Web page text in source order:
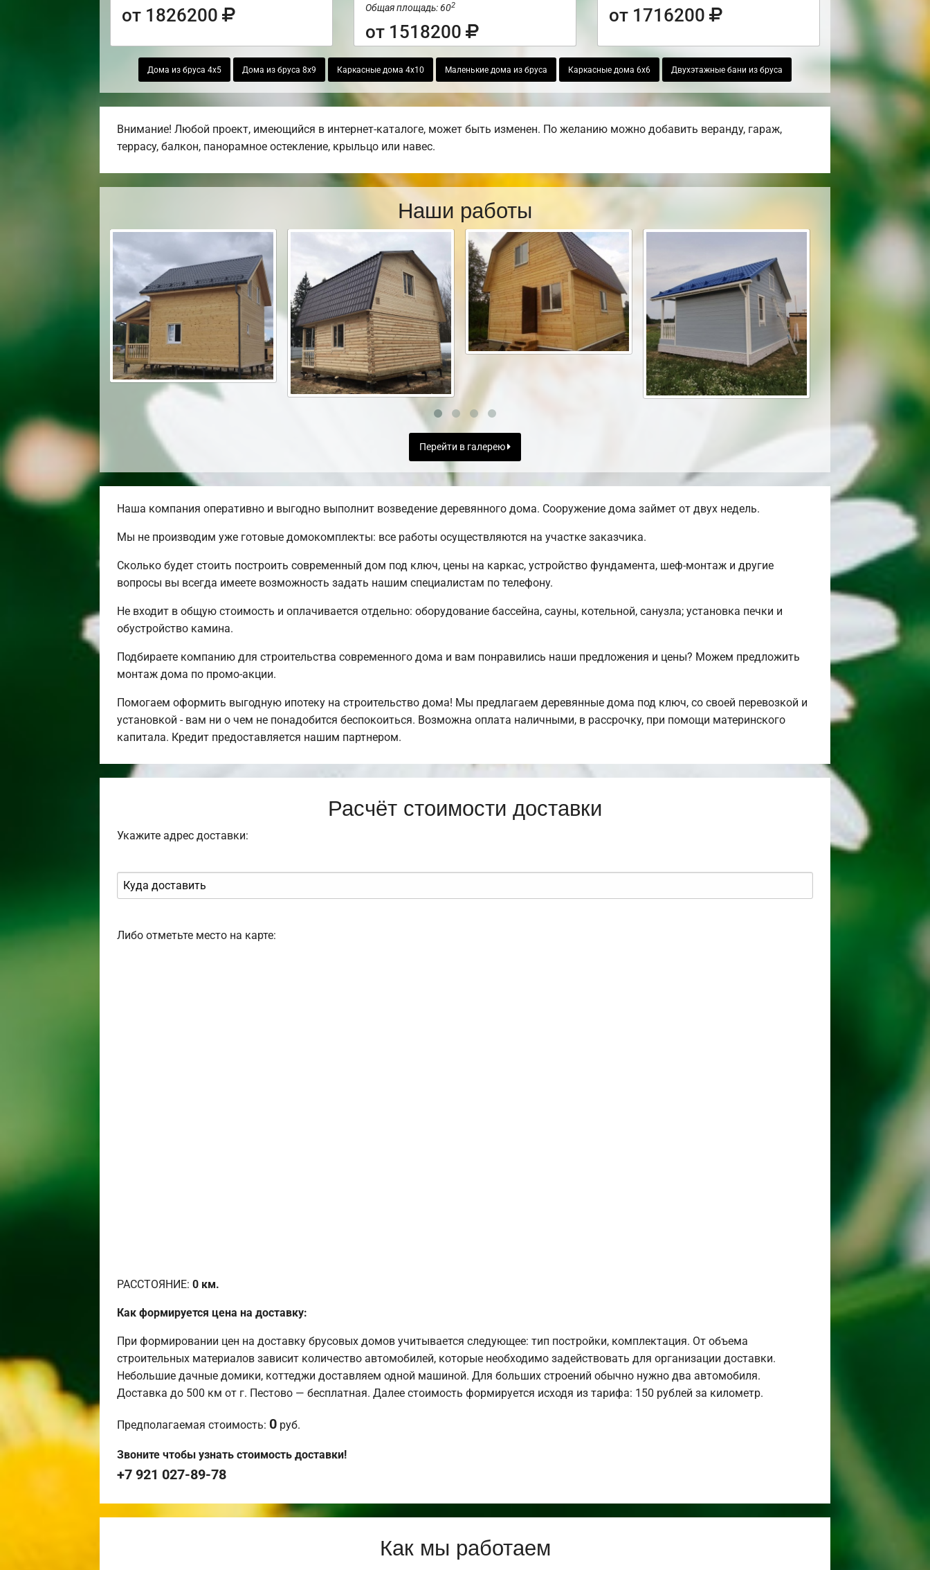
от 1826200
Общая площадь: 602
от 1518200
от 1716200
Дома из бруса 4х5 Дома из бруса 8х9 Каркасные дома 4х10 Маленькие дома из бруса Каркасные дома 6х6 Двухэтажные бани из бруса
Внимание! Любой проект, имеющийся в интернет-каталоге, может быть изменен. По желанию можно добавить веранду, гараж,
террасу, балкон, панорамное остекление, крыльцо или навес.
Наши работы
Перейти в галерею
Наша компания оперативно и выгодно выполнит возведение деревянного дома. Сооружение дома займет от двух недель.
Мы не производим уже готовые домокомплекты: все работы осуществляются на участке заказчика.
Сколько будет стоить построить современный дом под ключ, цены на каркас, устройство фундамента, шеф-монтаж и другие
вопросы вы всегда имеете возможность задать нашим специалистам по телефону.
Не входит в общую стоимость и оплачивается отдельно: оборудование бассейна, сауны, котельной, санузла; установка печки и
обустройство камина.
Подбираете компанию для строительства современного дома и вам понравились наши предложения и цены? Можем предложить
монтаж дома по промо-акции.
Помогаем оформить выгодную ипотеку на строительство дома! Мы предлагаем деревянные дома под ключ, со своей перевозкой и
установкой - вам ни о чем не понадобится беспокоиться. Возможна оплата наличными, в рассрочку, при помощи материнского
капитала. Кредит предоставляется нашим партнером.
Расчёт стоимости доставки
Укажите адрес доставки:
Либо отметьте место на карте:
РАССТОЯНИЕ: 0 км.
Как формируется цена на доставку:
При формировании цен на доставку брусовых домов учитывается следующее: тип постройки, комплектация. От объема
строительных материалов зависит количество автомобилей, которые необходимо задействовать для организации доставки.
Небольшие дачные домики, коттеджи доставляем одной машиной. Для больших строений обычно нужно два автомобиля.
Доставка до 500 км от г. Пестово — бесплатная. Далее стоимость формируется исходя из тарифа: 150 рублей за километр.
Предполагаемая стоимость: 0 руб.
Звоните чтобы узнать стоимость доставки!
+7 921 027-89-78
Как мы работаем